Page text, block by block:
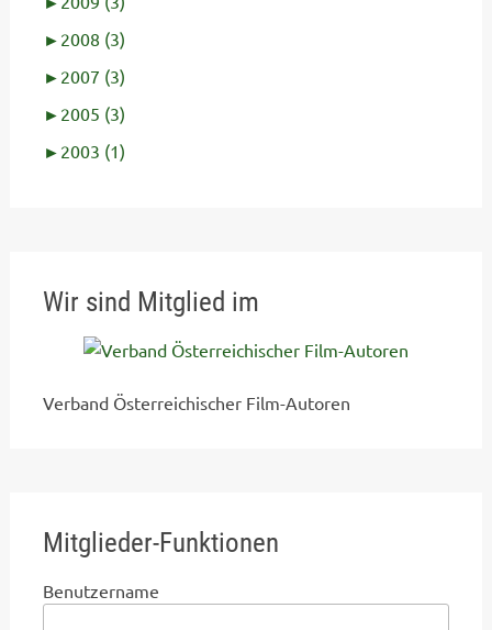
► 2008 (3)
► 2007 (3)
► 2005 (3)
► 2003 (1)
Wir sind Mitglied im
Verband Österreichischer Film-Autoren
Mitglieder-Funktionen
Benutzername